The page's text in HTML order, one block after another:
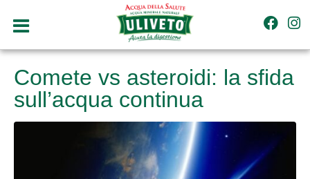
Comete vs asteroidi: la sfida
sull’acqua continua